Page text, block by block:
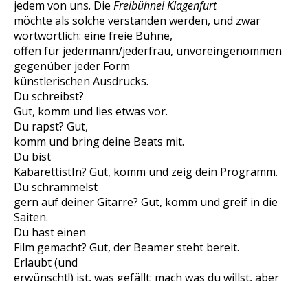
jedem von uns. Die Freibühne! Klagenfurt
möchte als solche verstanden werden, und zwar
wortwörtlich: eine freie Bühne,
offen für jedermann/jederfrau, unvoreingenommen
gegenüber jeder Form
künstlerischen Ausdrucks.
Du schreibst?
Gut, komm und lies etwas vor.
Du rapst? Gut,
komm und bring deine Beats mit.
Du bist
KabarettistIn? Gut, komm und zeig dein Programm.
Du schrammelst
gern auf deiner Gitarre? Gut, komm und greif in die
Saiten.
Du hast einen
Film gemacht? Gut, der Beamer steht bereit.
Erlaubt (und
erwünscht!) ist, was gefällt; mach was du willst, aber